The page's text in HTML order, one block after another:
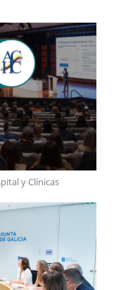
y Clínicas